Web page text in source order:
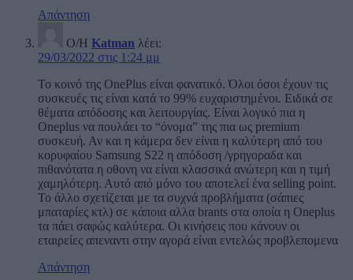
Απάντηση
Ο/Η Katman λέει:
29/03/2022 στις 1:24 μμ
Το κοινό της OnePlus είναι φανατικό. Όλοι όσοι έχουν τις
συσκευές τις είναι κατά το 99% ευχαριστημένοι. Ειδικά σε
θέματα απόδοσης και λειτουργίας. Είναι λογικό πια η
Oneplus να πουλάει το “όνομα” της πια ως premium
συσκευή. Αν και η κάμερα δεν είναι η καλύτερη από του
κορυφαίου Samsung S22 η απόδοση /γρηγοραδα και
πιθανότατα η οθονη να είναι κλασσικά ανώτερη και η τιμή
χαμηλότερη. Αυτό από μόνο του αποτελεί ένα selling point.
Το άλλο σχετίζεται με τα συχνά προβλήματα (σάπιες
μπαταρίες κτλ) σε κάποια αλλα brants στα οποία η Oneplus
τα πάει σαφώς καλύτερα. Οι κινήσεις που κάνουν οι
εταιρείες απεναντι στην αγορά είναι εντελώς προβλεπομενα
Απάντηση